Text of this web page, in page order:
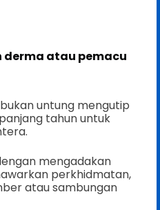
atau pemacu
untung mengutip
tahun untuk
mengadakan
perkhidmatan,
atau sambungan